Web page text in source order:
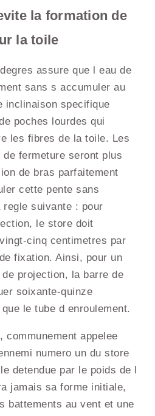
la formation de
la toile
assure que l eau de
sans s accumuler au
inclinaison specifique
poches lourdes qui
les fibres de la toile. Les
fermeture seront plus
de bras parfaitement
cette pente sans
suivante : pour
le store doit
cinq centimetres par
fixation. Ainsi, pour un
projection, la barre de
soixante-quinze
le tube d enroulement.
communement appelee
numero un du store
detendue par le poids de l
jamais sa forme initiale,
battements au vent et une